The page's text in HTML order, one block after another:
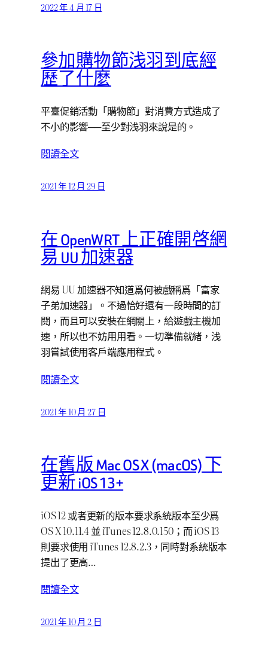
2022 年 4 月 17 日
參加購物節浅羽到底經
歷了什麼
平臺促銷活動「購物節」對消費方式造成了
不小的影響──至少對浅羽來說是的。
閱讀全文
2021 年 12 月 29 日
在 OpenWRT 上正確開啓網
易 UU 加速器
網易 UU 加速器不知道爲何被戲稱爲「富家
子弟加速器」。不過恰好還有一段時間的訂
閱，而且可以安裝在網關上，給遊戲主機加
速，所以也不妨用用看。一切準備就緒，浅
羽嘗試使用客戶端應用程式。
閱讀全文
2021 年 10 月 27 日
在舊版 Mac OS X (macOS) 下
更新 iOS 13+
iOS 12 或者更新的版本要求系統版本至少爲
OS X 10.11.4 並 iTunes 12.8.0.150；而 iOS 13
則要求使用 iTunes 12.8.2.3，同時對系統版本
提出了更高…
閱讀全文
2021 年 10 月 2 日